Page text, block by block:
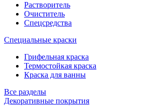
Растворитель
Очиститель
Спецсредства
Специальные краски
Грифельная краска
Термостойкая краска
Краска для ванны
Все разделы
Декоративные покрытия